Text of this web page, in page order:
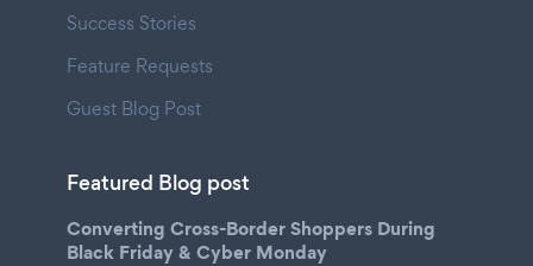
Success Stories
Feature Requests
Guest Blog Post
Featured Blog post
Converting Cross-Border Shoppers During
Black Friday & Cyber Monday